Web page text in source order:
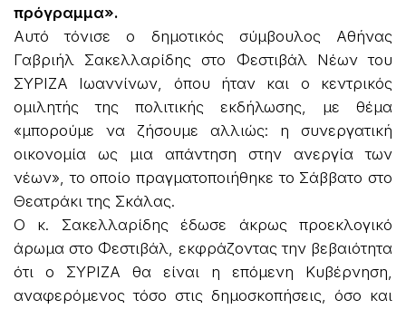
πρόγραμμα».
Αυτό τόνισε ο δημοτικός σύμβουλος Αθήνας
Γαβριήλ Σακελλαρίδης στο Φεστιβάλ Νέων του
ΣΥΡΙΖΑ Ιωαννίνων, όπου ήταν και ο κεντρικός
ομιλητής της πολιτικής εκδήλωσης, με θέμα
«μπορούμε να ζήσουμε αλλιώς: η συνεργατική
οικονομία ως μια απάντηση στην ανεργία των
νέων», το οποίο πραγματοποιήθηκε το Σάββατο στο
Θεατράκι της Σκάλας.
Ο κ. Σακελλαρίδης έδωσε άκρως προεκλογικό
άρωμα στο Φεστιβάλ, εκφράζοντας την βεβαιότητα
ότι ο ΣΥΡΙΖΑ θα είναι η επόμενη Κυβέρνηση,
αναφερόμενος τόσο στις δημοσκοπήσεις, όσο και